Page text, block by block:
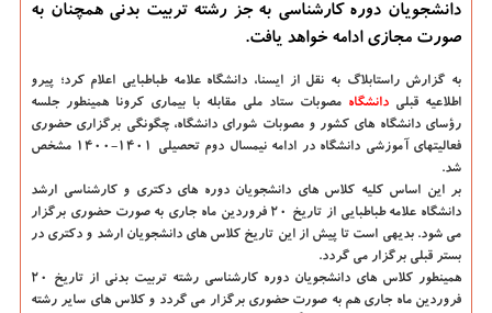
دانشجویان دوره کارشناسی به جز رشته تربیت بدنی همچنان به
صورت مجازی ادامه خواهد یافت.
به گزارش راستابلاگ به نقل از ایسنا، دانشگاه علامه طباطبایی اعلام کرد؛ پیرو
اطلاعیه قبلی دانشگاه‌ مصوبات ستاد ملی مقابله با بیماری کرونا همینطور جلسه
رؤسای دانشگاه های کشور و مصوبات شورای دانشگاه، چگونگی برگزاری حضوری
فعالیتهای آموزشی دانشگاه در ادامه نیمسال دوم تحصیلی ۱۴۰۱-۱۴۰۰ مشخص
شد.
بر این اساس کلیه کلاس های دانشجویان دوره های دکتری و کارشناسی ارشد
دانشگاه علامه طباطبایی از تاریخ ۲۰ فروردین ماه جاری به صورت حضوری برگزار
می شود. بدیهی است تا پیش از این تاریخ کلاس های دانشجویان ارشد و دکتری در
بستر قبلی برگزار می گردد.
همینطور کلاس های دانشجویان دوره کارشناسی رشته تربیت بدنی از تاریخ ۲۰
فروردین ماه جاری هم به صورت حضوری برگزار می گردد و کلاس های سایر رشته